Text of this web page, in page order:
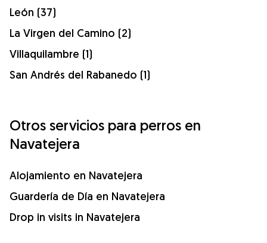
León (37)
La Virgen del Camino (2)
Villaquilambre (1)
San Andrés del Rabanedo (1)
Otros servicios para perros en
Navatejera
Alojamiento en Navatejera
Guardería de Día en Navatejera
Drop in visits in Navatejera